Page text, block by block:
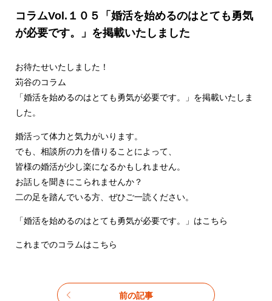
コラムVol.１０５「婚活を始めるのはとても勇気
が必要です。」を掲載いたしました
お待たせいたしました！
苅谷のコラム
「婚活を始めるのはとても勇気が必要です。」を掲載いたしま
した。
婚活って体力と気力がいります。
でも、相談所の力を借りることによって、
皆様の婚活が少し楽になるかもしれません。
お話しを聞きにこられませんか？
二の足を踏んでいる方、ぜひご一読ください。
「婚活を始めるのはとても勇気が必要です。」 はこちら
これまでのコラムはこちら
前の記事